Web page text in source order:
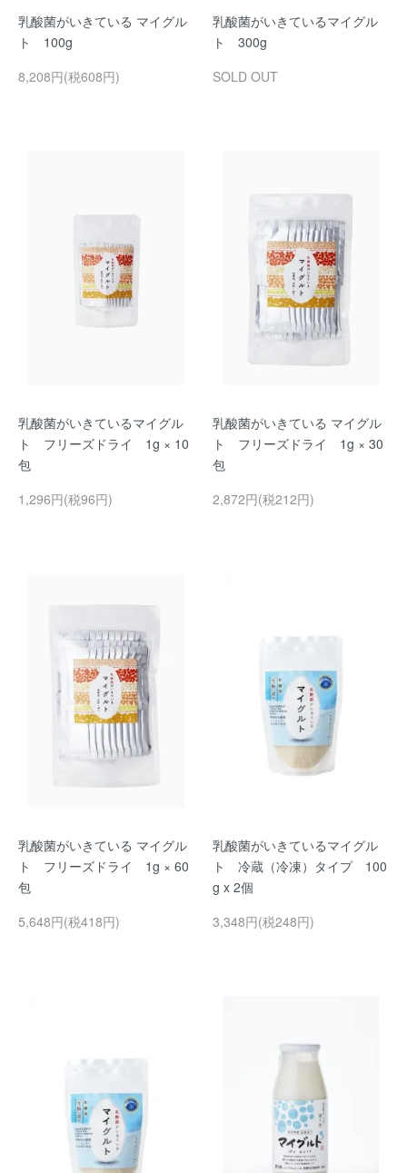
乳酸菌がいきている マイグル
ト 100g
8,208円(税608円)
乳酸菌がいきているマイグル
ト 300g
SOLD OUT
乳酸菌がいきているマイグル
ト フリーズドライ 1g × 10
包
1,296円(税96円)
乳酸菌がいきている マイグル
ト フリーズドライ 1g × 30
包
2,872円(税212円)
乳酸菌がいきている マイグル
ト フリーズドライ 1g × 60
包
5,648円(税418円)
乳酸菌がいきているマイグル
ト 冷蔵（冷凍）タイプ 100
g x 2個
3,348円(税248円)